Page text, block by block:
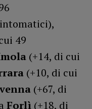
49
(+14, di cui
(+10, di cui
(+67, di
Forlì (+18, di